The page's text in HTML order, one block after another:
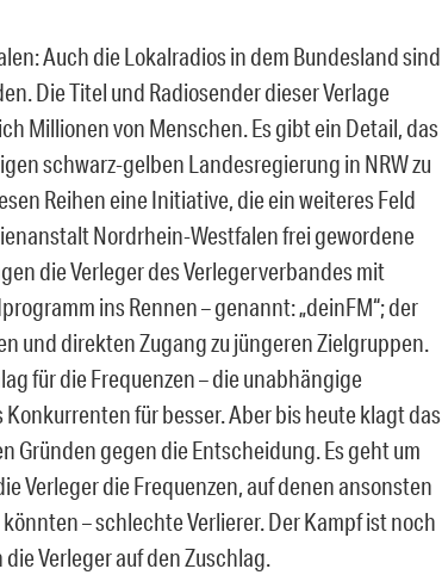
Auch die Lokalradios in dem Bundesland sind
Die Titel und Radiosender dieser Verlage
Millionen von Menschen. Es gibt ein Detail, das
schwarz-gelben Landesregierung in NRW zu
Reihen eine Initiative, die ein weiteres Feld
Nordrhein-Westfalen frei gewordene
die Verleger des Verlegerverbandes mit
ins Rennen – genannt: „deinFM“; der
und direkten Zugang zu jüngeren Zielgruppen.
für die Frequenzen – die unabhängige
für besser. Aber bis heute klagt das
Gründen gegen die Entscheidung. Es geht um
Verleger die Frequenzen, auf denen ansonsten
– schlechte Verlierer. Der Kampf ist noch
Verleger auf den Zuschlag.